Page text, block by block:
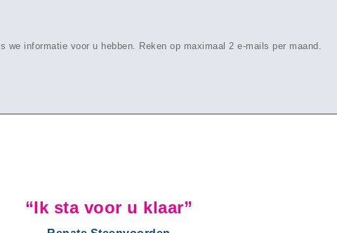
informatie voor u hebben. Reken op maximaal 2 e-mails per maand.
“Ik sta voor u klaar”